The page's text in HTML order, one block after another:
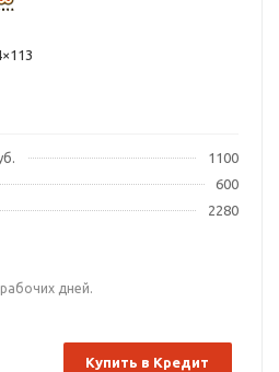
1100
600
2280
дней.
Купить в Кредит